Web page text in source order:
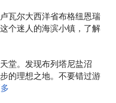
瓦尔大西洋省布格纽恩瑞
个迷人的海滨小镇，了解
堂。发现布列塔尼盐沼
的理想之地。不要错过游